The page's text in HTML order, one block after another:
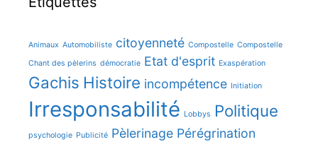
Animaux Automobiliste citoyenneté Compostelle Compostelle
Chant des pèlerins démocratie Etat d'esprit Exaspération
Gachis Histoire incompétence Initiation
Irresponsabilité Lobbys Politique
psychologie Publicité Pèlerinage Pérégrination